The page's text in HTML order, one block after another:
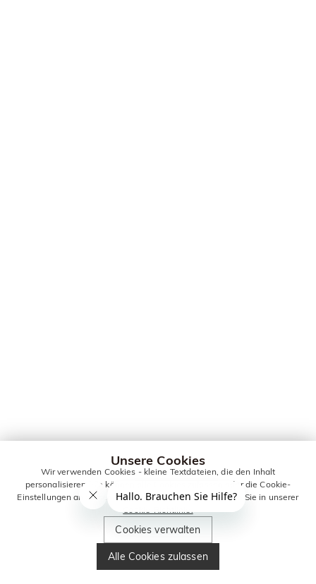
Unsere Cookies
Wir verwenden Cookies - kleine Textdateien, die den Inhalt
personalisieren. Sie können alle Cookies zulassen oder die Cookie-
Einstellungen anpassen. Weitere Informationen erhalten Sie in unserer
Cookie-Richtlinie.
Cookies verwalten
Alle Cookies zulassen